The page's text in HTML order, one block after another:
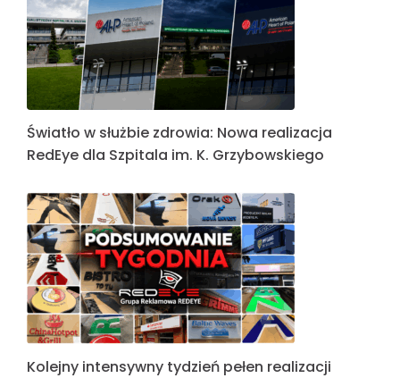
Światło w służbie zdrowia: Nowa realizacja
RedEye dla Szpitala im. K. Grzybowskiego
Kolejny intensywny tydzień pełen realizacji